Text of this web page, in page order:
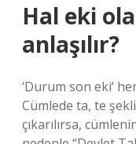
Hal eki
anlaşılır?
‘Durum son eki’
Cümlede ta, te
çıkarılırsa,